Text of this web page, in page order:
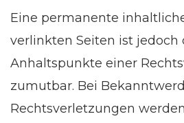
Eine permanente
verlinkten Seiten ist jedoch
Anhaltspunkte einer
zumutbar. Bei
Rechtsverletzungen